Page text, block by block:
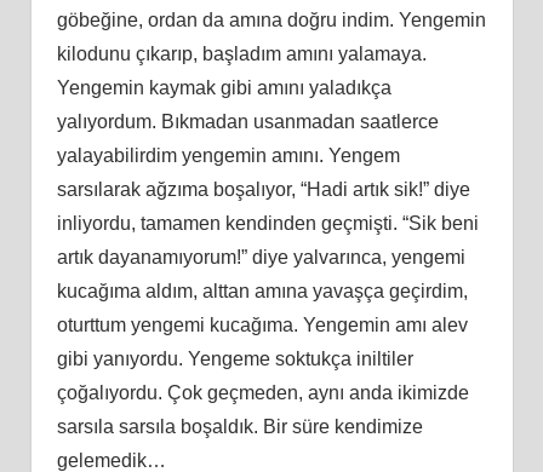
göbeğine, ordan da amına doğru indim. Yengemin
kilodunu çıkarıp, başladım amını yalamaya.
Yengemin kaymak gibi amını yaladıkça
yalıyordum. Bıkmadan usanmadan saatlerce
yalayabilirdim yengemin amını. Yengem
sarsılarak ağzıma boşalıyor, “Hadi artık sik!” diye
inliyordu, tamamen kendinden geçmişti. “Sik beni
artık dayanamıyorum!” diye yalvarınca, yengemi
kucağıma aldım, alttan amına yavaşça geçirdim,
oturttum yengemi kucağıma. Yengemin amı alev
gibi yanıyordu. Yengeme soktukça iniltiler
çoğalıyordu. Çok geçmeden, aynı anda ikimizde
sarsıla sarsıla boşaldık. Bir süre kendimize
gelemedik…